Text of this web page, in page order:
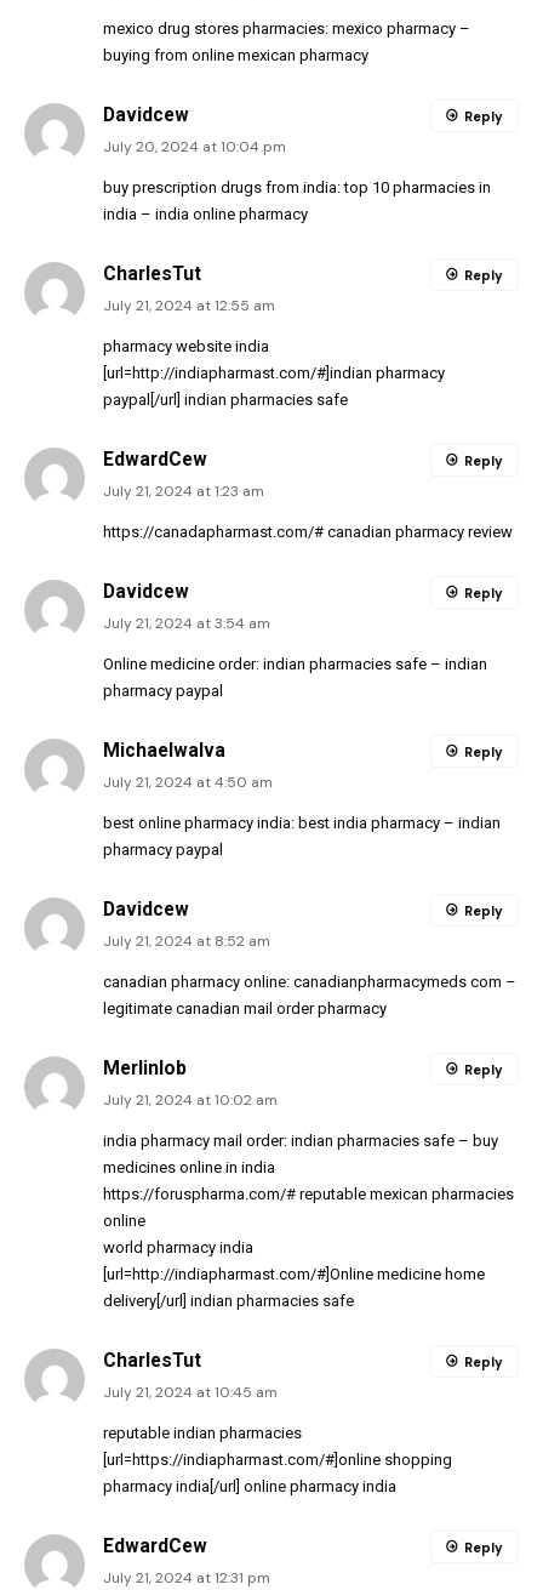
mexico drug stores pharmacies: mexico pharmacy –
buying from online mexican pharmacy
Davidcew
July 20, 2024 at 10:04 pm
buy prescription drugs from india:top 10 pharmacies in
india – india online pharmacy
Reply
CharlesTut
July 21, 2024 at 12:55 am
pharmacy website india
[url=http://indiapharmast.com/#]indian pharmacy
paypal[/url] indian pharmacies safe
Reply
EdwardCew
July 21, 2024 at 1:23 am
https://canadapharmast.com/# canadian pharmacy review
Reply
Davidcew
July 21, 2024 at 3:54 am
Online medicine order: indian pharmacies safe – indian
pharmacy paypal
Reply
MichaelwaIva
July 21, 2024 at 4:50 am
best online pharmacy india: best india pharmacy – indian
pharmacy paypal
Reply
Davidcew
July 21, 2024 at 8:52 am
canadian pharmacy online: canadianpharmacymeds com –
legitimate canadian mail order pharmacy
Reply
Merlinlob
July 21, 2024 at 10:02 am
india pharmacy mail order: indian pharmacies safe – buy
medicines online in india
https://foruspharma.com/# reputable mexican pharmacies
online
world pharmacy india
[url=http://indiapharmast.com/#]Online medicine home
delivery[/url] indian pharmacies safe
Reply
CharlesTut
July 21, 2024 at 10:45 am
reputable indian pharmacies
[url=https://indiapharmast.com/#]online shopping
pharmacy india[/url] online pharmacy india
Reply
EdwardCew
July 21, 2024 at 12:31 pm
Reply